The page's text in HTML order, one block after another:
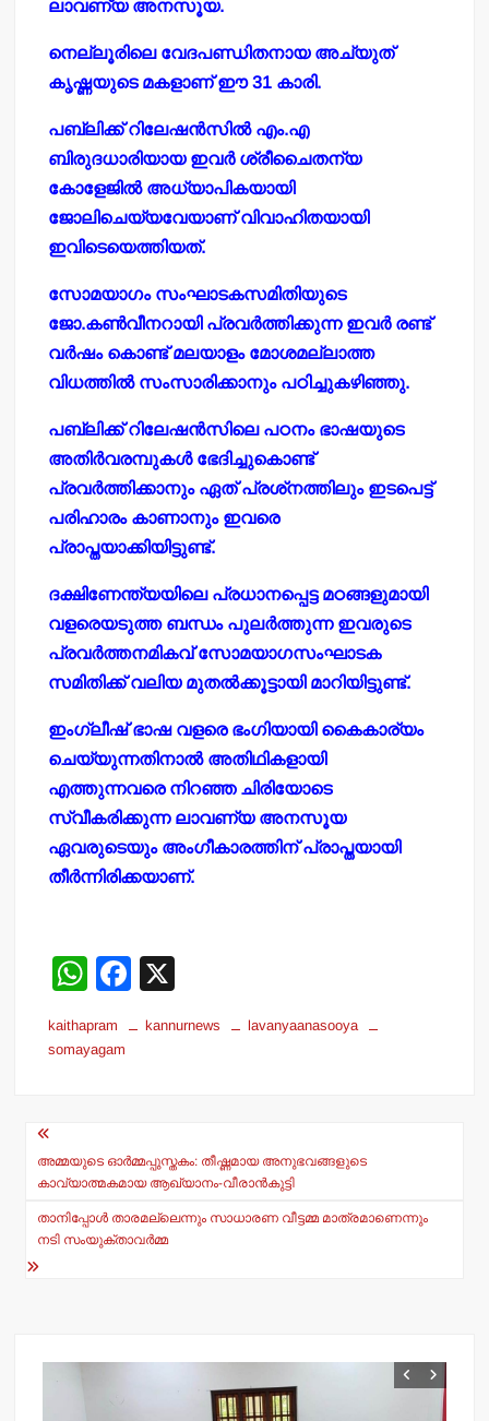
ലാവണ്യ അനസൂയ.
നെല്ലൂരിലെ വേദപണ്ഡിതനായ അച്യുത്
കൃഷ്ണയുടെ മകളാണ് ഈ 31 കാരി.
പബ്ലിക്ക് റിലേഷന്‍സില്‍ എം.എ
ബിരുദധാരിയായ ഇവര്‍ ശ്രീചൈതന്യ
കോളേജില്‍ അധ്യാപികയായി
ജോലിചെയ്യവേയാണ് വിവാഹിതയായി
ഇവിടെയെത്തിയത്.
സോമയാഗം സംഘാടകസമിതിയുടെ
ജോ.കണ്‍വീനറായി പ്രവര്‍ത്തിക്കുന്ന ഇവര്‍ രണ്ട്
വര്‍ഷം കൊണ്ട് മലയാളം മോശമല്ലാത്ത
വിധത്തില്‍ സംസാരിക്കാനും പഠിച്ചുകഴിഞ്ഞു.
പബ്ലിക്ക് റിലേഷന്‍സിലെ പഠനം ഭാഷയുടെ
അതിര്‍വരമ്പുകള്‍ ഭേദിച്ചുകൊണ്ട്
പ്രവര്‍ത്തിക്കാനും ഏത് പ്രശ്‌നത്തിലും ഇടപെട്ട്
പരിഹാരം കാണാനും ഇവരെ
പ്രാപ്തയാക്കിയിട്ടുണ്ട്.
ദക്ഷിണേന്ത്യയിലെ പ്രധാനപ്പെട്ട മഠങ്ങളുമായി
വളരെയടുത്ത ബന്ധം പുലര്‍ത്തുന്ന ഇവരുടെ
പ്രവര്‍ത്തനമികവ് സോമയാഗസംഘാടക
സമിതിക്ക് വലിയ മുതല്‍ക്കൂട്ടായി മാറിയിട്ടുണ്ട്.
ഇംഗ്ലീഷ് ഭാഷ വളരെ ഭംഗിയായി കൈകാര്യം
ചെയ്യുന്നതിനാല്‍ അതിഥികളായി
എത്തുന്നവരെ നിറഞ്ഞ ചിരിയോടെ
സ്വീകരിക്കുന്ന ലാവണ്യ അനസൂയ
ഏവരുടെയും അംഗീകാരത്തിന് പ്രാപ്തയായി
തീര്‍ന്നിരിക്കയാണ്.
W
at
p
p
F
c
o
o
k
kaithapram kannurnews
lavanyaanasooya
somayagam
Post
navigation
അമ്മയുടെ ഓര്‍മ്മപ്പുസ്തകം: തീഷ്ണമായ അനുഭവങ്ങളുടെ
കാവ്യാത്മകമായ ആഖ്യാനം-വീരാന്‍കുട്ടി
താനിപ്പോള്‍ താരമല്ലെന്നും സാധാരണ വീട്ടമ്മ മാത്രമാണെന്നും
നടി സംയുക്താവര്‍മ്മ